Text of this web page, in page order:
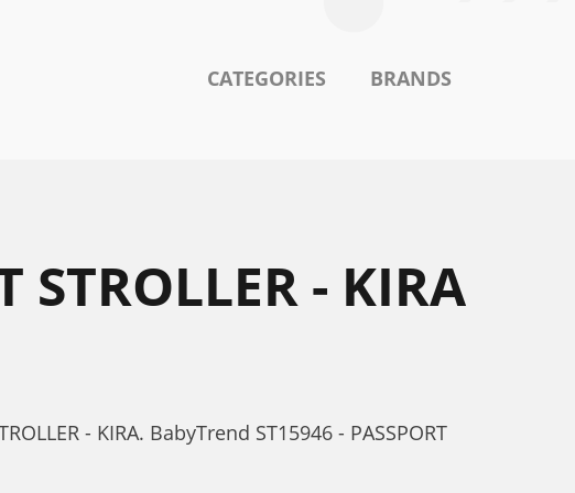
CATEGORIES BRANDS
STROLLER - KIRA
- KIRA. BabyTrend ST15946 - PASSPORT